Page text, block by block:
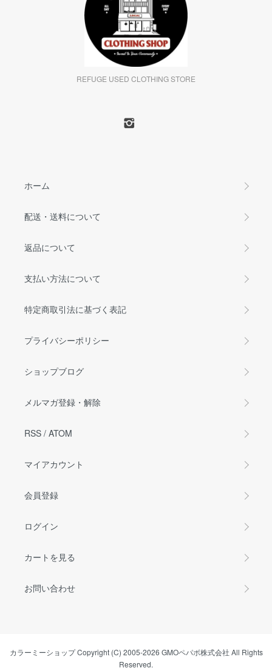
REFUGE USED CLOTHING STORE
ホーム
配送・送料について
返品について
支払い方法について
特定商取引法に基づく表記
プライバシーポリシー
ショップブログ
メルマガ登録・解除
RSS / ATOM
マイアカウント
会員登録
ログイン
カートを見る
お問い合わせ
カラーミーショップCopyright (C) 2005-2026 GMOペパボ株式会社 All Rights
Reserved.